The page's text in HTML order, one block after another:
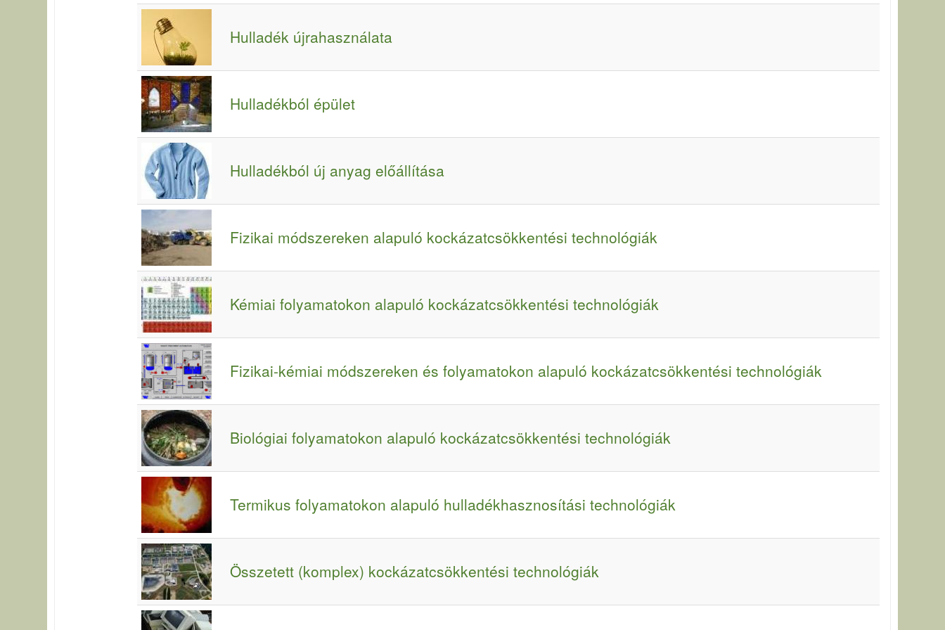
Hulladék újrahasználata
Hulladékból épület
Hulladékból új anyag előállítása
Fizikai módszereken alapuló kockázatcsökkentési technológiák
Kémiai folyamatokon alapuló kockázatcsökkentési technológiák
Fizikai-kémiai módszereken és folyamatokon alapuló kockázatcsökkentési technológiák
Biológiai folyamatokon alapuló kockázatcsökkentési technológiák
Termikus folyamatokon alapuló hulladékhasznosítási technológiák
Összetett (komplex) kockázatcsökkentési technológiák